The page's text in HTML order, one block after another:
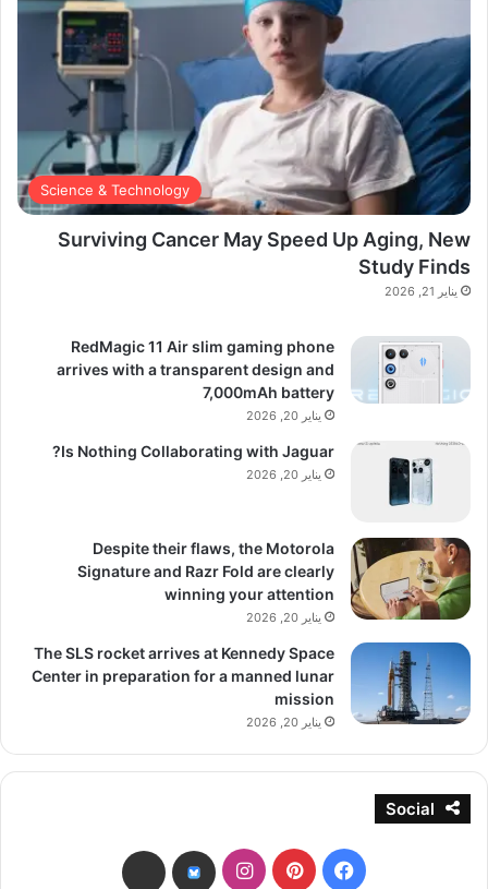
Science & Technology
Surviving Cancer May Speed Up Aging, New
Study Finds
يناير 21, 2026
RedMagic 11 Air slim gaming phone
arrives with a transparent design and
7,000mAh battery
يناير 20, 2026
Is Nothing Collaborating with Jaguar?
يناير 20, 2026
Despite their flaws, the Motorola
Signature and Razr Fold are clearly
winning your attention
يناير 20, 2026
The SLS rocket arrives at Kennedy Space
Center in preparation for a manned lunar
mission
يناير 20, 2026
Social
فيسبوكبينتيريستانستقرامbsky
threads